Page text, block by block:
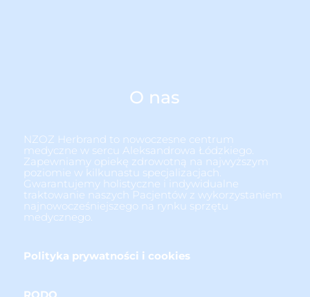
O nas
NZOZ Herbrand to nowoczesne centrum
medyczne w sercu Aleksandrowa Łódzkiego.
Zapewniamy opiekę zdrowotną na najwyższym
poziomie w kilkunastu specjalizacjach.
Gwarantujemy holistyczne i indywidualne
traktowanie naszych Pacjentów z wykorzystaniem
najnowocześniejszego na rynku sprzętu
medycznego.
Polityka prywatności i cookies